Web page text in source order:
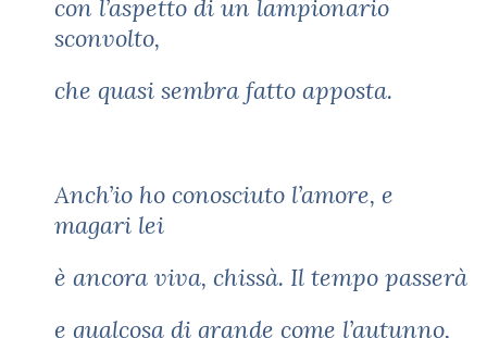
con l’aspetto di un lampionario
sconvolto,
che quasi sembra fatto apposta.
Anch’io ho conosciuto l’amore, e
magari lei
è ancora viva, chissà. Il tempo passerà
e qualcosa di grande come l’autunno,